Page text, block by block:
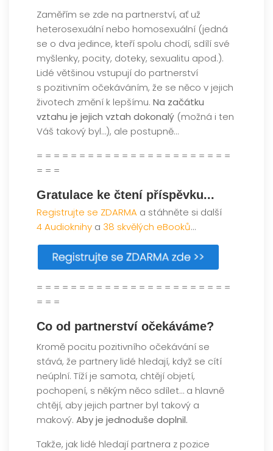
Zaměřím se zde na partnerství, ať už
heterosexuální nebo homosexuální (jedná
se o dva jedince, kteří spolu chodí, sdílí své
myšlenky, pocity, doteky, sexualitu apod.).
Lidé většinou vstupují do partnerství
s pozitivním očekáváním, že se něco v jejich
životech změní k lepšímu. Na začátku
vztahu je jejich vztah dokonalý (možná i ten
Váš takový byl…), ale postupně…
= = = = = = = = = = = = = = = = = = = = = = =
= = =
Gratulace ke čtení příspěvku...
Registrujte se ZDARMA a stáhněte si další
4 Audioknihy a 38 skvělých eBooků...
= = = = = = = = = = = = = = = = = = = = = = =
= = =
Co od partnerství očekáváme?
Kromě pocitu pozitivního očekávání se
stává, že partnery lidé hledají, když se cítí
neúplní. Tíží je samota, chtějí objetí,
pochopení, s někým něco sdílet… a hlavně
chtějí, aby jejich partner byl takový a
makový. Aby je jednoduše doplnil.
Takže, jak lidé hledají partnera z pozice